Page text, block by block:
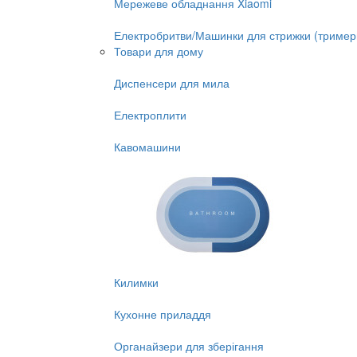
Мережеве обладнання Xiaomi
Електробритви/Машинки для стрижки
Товари для дому
Диспенсери для мила
Електроплити
Кавомашини
Килимки
Кухонне приладдя
Органайзери для зберігання